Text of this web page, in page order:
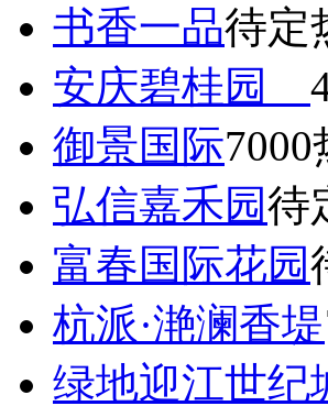
书香一品待定
安庆碧桂园
御景国际7000
弘信嘉禾园待
富春国际花园
杭派·滟澜香堤
绿地迎江世纪